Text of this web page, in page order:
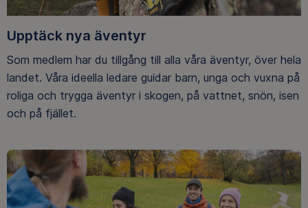
Upptäck nya äventyr
Som medlem har du tillgång till alla våra äventyr, över hela
landet. Våra ideella ledare guidar barn, unga och vuxna på
roliga och trygga äventyr i skogen, på vattnet, snön, isen
och på fjället.